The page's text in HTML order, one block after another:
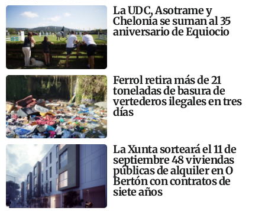
La UDC, Asotrame y
Chelonia se suman al 35
aniversario de Equiocio
Ferrol retira más de 21
toneladas de basura de
vertederos ilegales en tres
días
La Xunta sorteará el 11 de
septiembre 48 viviendas
públicas de alquiler en O
Bertón con contratos de
siete años